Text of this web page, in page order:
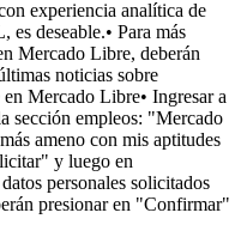
experiencia analítica de
deseable.• Para más
Mercado Libre, deberán
noticias sobre
Mercado Libre• Ingresar a
sección empleos: "Mercado
ameno con mis aptitudes
y luego en
personales solicitados
presionar en "Confirmar"